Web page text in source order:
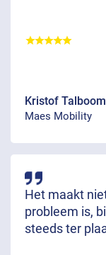
Kristof Talboom
Maes Mobility
Het maakt
probleem is,
steeds ter